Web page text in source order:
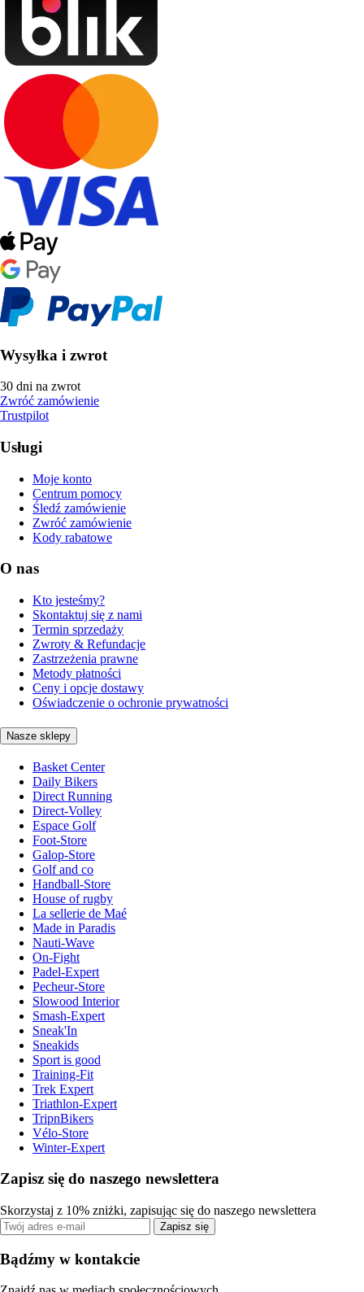
Wysyłka i zwrot
30 dni na zwrot
Zwróć zamówienie
Trustpilot
Usługi
Moje konto
Centrum pomocy
Śledź zamówienie
Zwróć zamówienie
Kody rabatowe
O nas
Kto jesteśmy?
Skontaktuj się z nami
Termin sprzedaży
Zwroty & Refundacje
Zastrzeżenia prawne
Metody płatności
Ceny i opcje dostawy
Oświadczenie o ochronie prywatności
Nasze sklepy
Basket Center
Daily Bikers
Direct Running
Direct-Volley
Espace Golf
Foot-Store
Galop-Store
Golf and co
Handball-Store
House of rugby
La sellerie de Maé
Made in Paradis
Nauti-Wave
On-Fight
Padel-Expert
Pecheur-Store
Slowood Interior
Smash-Expert
Sneak'In
Sneakids
Sport is good
Training-Fit
Trek Expert
Triathlon-Expert
TripnBikers
Vélo-Store
Winter-Expert
Zapisz się do naszego newslettera
Skorzystaj z 10% zniżki, zapisując się do naszego newslettera
Zapisz się
Bądźmy w kontakcie